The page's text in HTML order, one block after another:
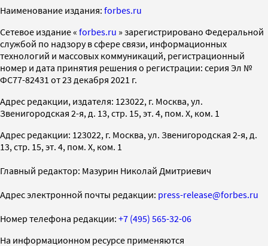
Наименование издания: forbes.ru
Cетевое издание « forbes.ru » зарегистрировано Федеральной
службой по надзору в сфере связи, информационных
технологий и массовых коммуникаций, регистрационный
номер и дата принятия решения о регистрации: серия Эл №
ФС77-82431 от 23 декабря 2021 г.
Адрес редакции, издателя: 123022, г. Москва, ул.
Звенигородская 2-я, д. 13, стр. 15, эт. 4, пом. X, ком. 1
Адрес редакции: 123022, г. Москва, ул. Звенигородская 2-я, д.
13, стр. 15, эт. 4, пом. X, ком. 1
Главный редактор: Мазурин Николай Дмитриевич
Адрес электронной почты редакции: press-release@forbes.ru
Номер телефона редакции: +7 (495) 565-32-06
На информационном ресурсе применяются